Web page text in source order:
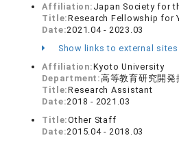
Affiliation: Japan Society for
Title:Research Fellowship for
Date:2021.04 - 2023.03
Show links to external sites
Affiliation:Kyoto University
Department:高等教育研究開発
Title:Research Assistant
Date:2018 - 2021.03
Title:Other Staff
Date:2015.04 - 2018.03